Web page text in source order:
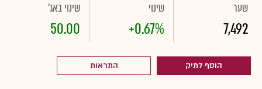
שער
7,492
שינוי
+0.67%
שינוי באג'
50.00
הוסף לתיק התראות